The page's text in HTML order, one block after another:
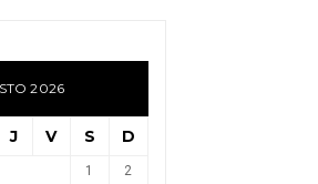
2026
J V S D
1
2